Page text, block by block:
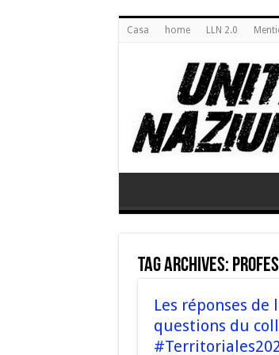
Casa home LLN 2.0
Tag Archives:
Les réponses de
questions du